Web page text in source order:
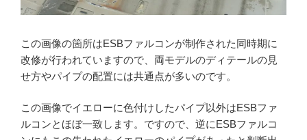
この画像の箇所はESBファルコンが制作された同時期に
改修が行われていますので、両モデルのディテールの見
せ方やパイプの配置には共通点が多いのです。
この画像でイエローに色付けしたパイプ以外はESBファ
ルコンとほぼ一致します。ですので、逆にESBファルコ